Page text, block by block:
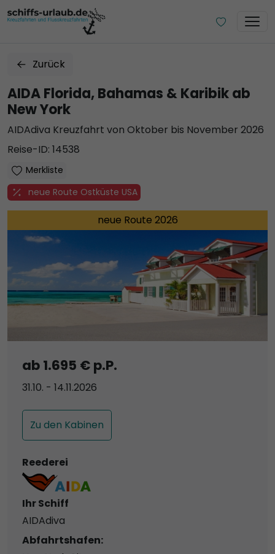
Zurück
AIDA Florida, Bahamas & Karibik ab
New York
AIDAdiva Kreuzfahrt von Oktober bis November 2026
Reise-ID: 14538
Merkliste
neue Route Ostküste USA
neue Route 2026
ab 1.695 € p.P.
31.10. - 14.11.2026
Zu den Kabinen
Reederei
Ihr Schiff
AIDAdiva
Abfahrtshafen: